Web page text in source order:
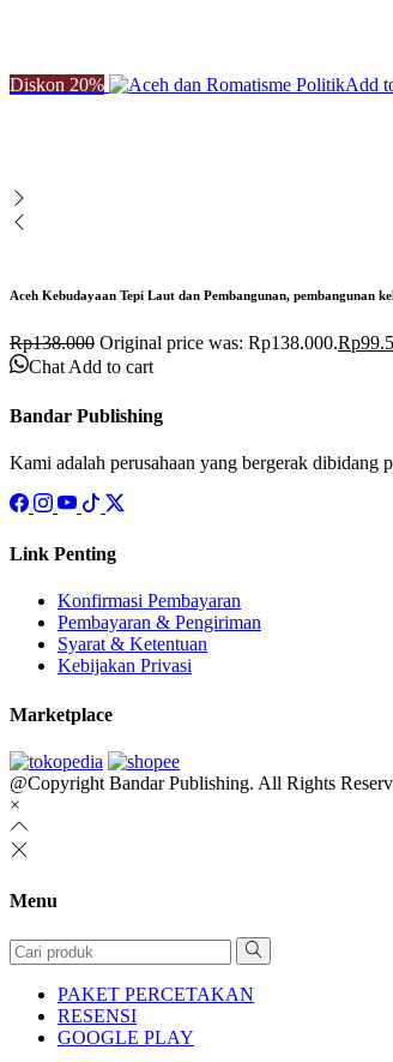
Diskon 20% Add
Aceh Kebudayaan Tepi Laut dan Pembangunan, pembangunan
Rp138.000 Original price was: Rp138.000.Rp
Chat Add to cart
Bandar Publishing
Kami adalah perusahaan yang bergerak dibidang
Link Penting
Konfirmasi Pembayaran
Pembayaran & Pengiriman
Syarat & Ketentuan
Kebijakan Privasi
Marketplace
@Copyright Bandar Publishing. All Rights
×
Menu
PAKET PERCETAKAN
RESENSI
GOOGLE PLAY